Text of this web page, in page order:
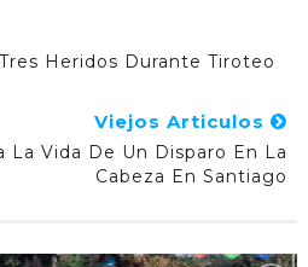
Heridos Durante Tiroteo
Viejos Articulos
La Vida De Un Disparo En La
Cabeza En Santiago